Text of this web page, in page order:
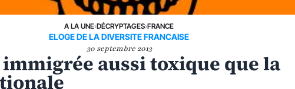
A LA UNE›DÉCRYPTAGES›FRANCE
ELOGE DE LA DIVERSITE FRANCAISE
30 septembre 2013
aussi toxique que la